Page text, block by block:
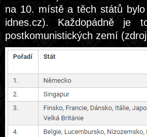
na 10. místě a těch států bylo
idnes.cz). Každopádně je
postkomunistických zemí